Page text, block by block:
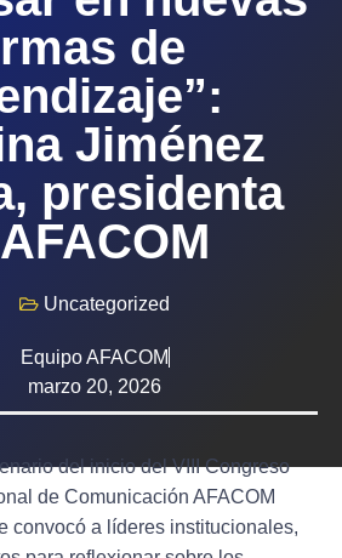
de
Jiménez
presidenta
Uncategorized
Equipo AFACOM
marzo 20, 2026
del inicio del VIII Congreso
de Comunicación AFACOM
convocó a líderes institucionales,